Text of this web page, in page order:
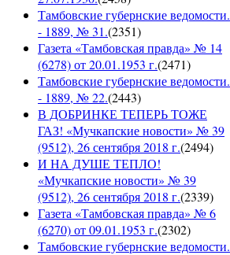
Тамбовские губернские ведомости.
- 1889, № 31.(2351)
Газета «Тамбовская правда» № 14
(6278) от 20.01.1953 г.(2471)
Тамбовские губернские ведомости.
- 1889, № 22.(2443)
В ДОБРИНКЕ ТЕПЕРЬ ТОЖЕ
ГАЗ! «Мучкапские новости» № 39
(9512), 26 сентября 2018 г.(2494)
И НА ДУШЕ ТЕПЛО!
«Мучкапские новости» № 39
(9512), 26 сентября 2018 г.(2339)
Газета «Тамбовская правда» № 6
(6270) от 09.01.1953 г.(2302)
Тамбовские губернские ведомости.